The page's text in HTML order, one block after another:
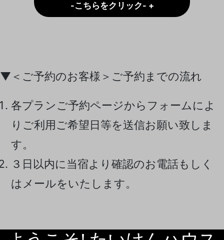
-こちらをクリック- +
▼＜ご予約のお客様＞ご予約までの流れ
各プランご予約ページからフォームによ
りご利用ご希望日等を送信お願い致しま
す。
３日以内に当宿より確認のお電話もしく
はメールをいたします。